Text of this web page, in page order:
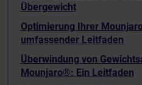
Übergewicht
Optimierung Ihrer
umfassender Leitfaden
Überwindung von
Mounjaro®: Ein Leitfaden